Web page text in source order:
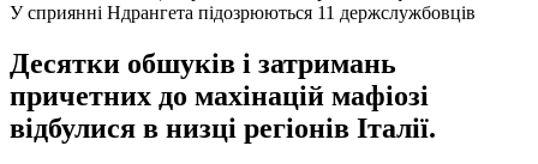
У сприянні Ндрангета підозрюються 11 держслужбовців
Десятки обшуків і затримань
причетних до махінацій мафіозі
відбулися в низці регіонів Італії.